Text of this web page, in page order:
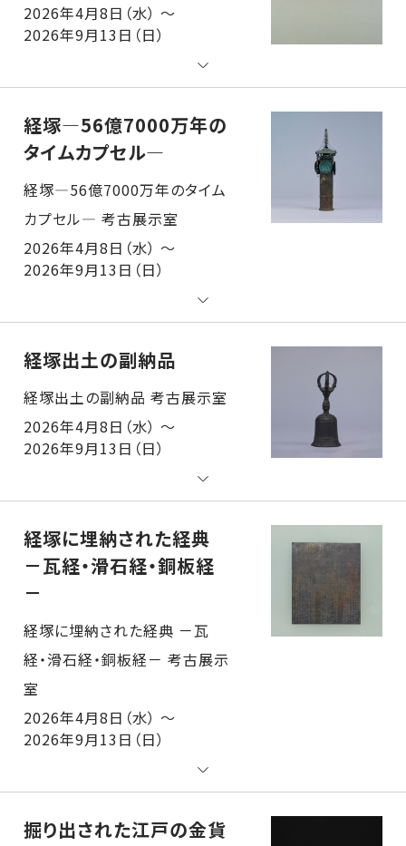
2026年4月8日（水） ～
2026年9月13日（日）
経塚―56億7000万年の
タイムカプセル―
経塚―56億7000万年のタイムカプセル― 考古展示室
2026年4月8日（水） ～
2026年9月13日（日）
経塚出土の副納品
経塚出土の副納品 考古展示室
2026年4月8日（水） ～
2026年9月13日（日）
経塚に埋納された経典
－瓦経・滑石経・銅板経
－
経塚に埋納された経典 －瓦経・滑石経・銅板経－ 考古展示室
2026年4月8日（水） ～
2026年9月13日（日）
掘り出された江戸の金貨